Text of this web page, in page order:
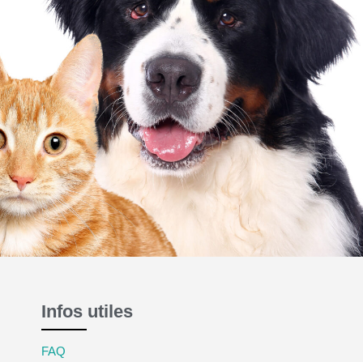
Infos utiles
FAQ